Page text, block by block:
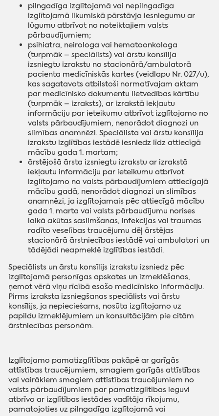
pilngadīga izglītojamā vai nepilngadīga
izglītojamā likumiskā pārstāvja iesniegumu ar
lūgumu atbrīvot no noteiktajiem valsts
pārbaudījumiem;
psihiatra, neirologa vai hematoonkologa
(turpmāk – speciālists) vai ārstu konsīlija
izsniegtu izrakstu no stacionārā/ambulatorā
pacienta medicīniskās kartes (veidlapu Nr. 027/u),
kas sagatavots atbilstoši normatīvajam aktam
par medicīnisko dokumentu lietvedības kārtību
(turpmāk – izraksts), ar izrakstā iekļautu
informāciju par ieteikumu atbrīvot izglītojamo no
valsts pārbaudījumiem, nenorādot diagnozi un
slimības anamnēzi. Speciālista vai ārstu konsīlija
izrakstu izglītības iestādē iesniedz līdz attiecīgā
mācību gada 1. martam;
ārstējošā ārsta izsniegtu izrakstu ar izrakstā
iekļautu informāciju par ieteikumu atbrīvot
izglītojamo no valsts pārbaudījumiem attiecīgajā
mācību gadā, nenorādot diagnozi un slimības
anamnēzi, ja izglītojamais pēc attiecīgā mācību
gada 1. marta vai valsts pārbaudījumu norises
laikā akūtas saslimšanas, infekcijas vai traumas
radīto veselības traucējumu dēļ ārstējas
stacionārā ārstniecības iestādē vai ambulatori un
tādējādi neapmeklē izglītības iestādi.
Speciālists un ārstu konsīlijs izrakstu izsniedz pēc
izglītojamā personīgas apskates un izmeklēšanas,
ņemot vērā viņu rīcībā esošo medicīnisko informāciju.
Pirms izraksta izsniegšanas speciālists vai ārstu
konsīlijs, ja nepieciešams, nosūta izglītojamo uz
papildu izmeklējumiem un konsultācijām pie citām
ārstniecības personām.
Izglītojamo pamatizglītības pakāpē ar garīgās
attīstības traucējumiem, smagiem garīgās attīstības
vai vairākiem smagiem attīstības traucējumiem no
valsts pārbaudījumiem par pamatizglītības ieguvi
atbrīvo ar izglītības iestādes vadītāja rīkojumu,
pamatojoties uz pilngadīga izglītojamā vai